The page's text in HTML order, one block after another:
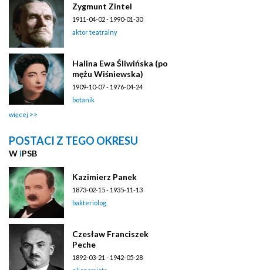
Zygmunt Zintel
1911-04-02 - 1990-01-30
aktor teatralny
Halina Ewa Śliwińska (po
mężu Wiśniewska)
1909-10-07 - 1976-04-24
botanik
więcej
POSTACI Z TEGO OKRESU
W iPSB
Kazimierz Panek
1873-02-15 - 1935-11-13
bakteriolog
Czesław Franciszek
Peche
1892-03-21 - 1942-05-28